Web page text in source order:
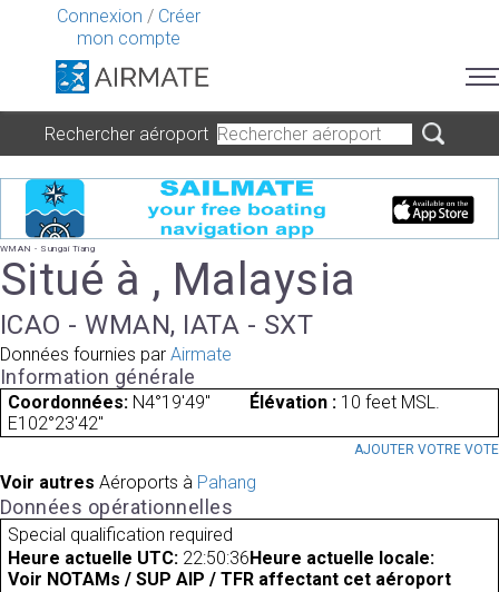
Connexion / Créer
mon compte
Rechercher aéroport
WMAN - Sungai Tiang
Situé à , Malaysia
ICAO - WMAN, IATA - SXT
Données fournies par Airmate
Information générale
Coordonnées: N4°19'49"
E102°23'42"
Élévation : 10 feet MSL.
AJOUTER VOTRE VOTE
Voir autres Aéroports à Pahang
Données opérationnelles
Special qualification required
Heure actuelle UTC: 22:50:36 Heure actuelle locale:
Voir NOTAMs / SUP AIP / TFR affectant cet aéroport